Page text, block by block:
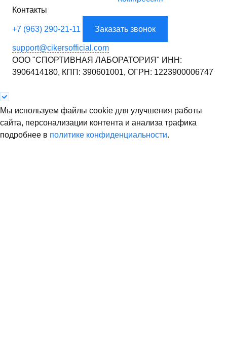
Контакты
+7 (963) 290-21-11 Заказать звонок
support@cikersofficial.com
ООО "СПОРТИВНАЯ ЛАБОРАТОРИЯ" ИНН:
3906414180, КПП: 390601001, ОГРН: 1223900006747
Мы используем файлы cookie для улучшения работы
сайта, персонализации контента и анализа трафика
подробнее в политике конфиденциальности.